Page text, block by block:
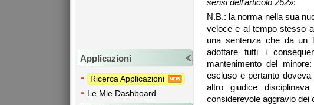
Applicazioni
Ricerca Applicazioni
Le Mie Dashboard
N.B.: la norma nella sua
veloce e al tempo stesso
una sentenza che da un
adottare tutti i
mantenimento del
escluso e pertanto
altro giudice
considerevole aggravio dei